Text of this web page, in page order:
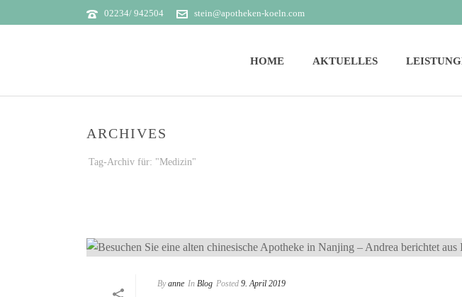
02234/ 942504 stein@apotheken-koeln.com
HOME AKTUELLES
ARCHIVES
Tag-Archiv für: "Medizin"
By anne In Blog Posted 9. April 2019